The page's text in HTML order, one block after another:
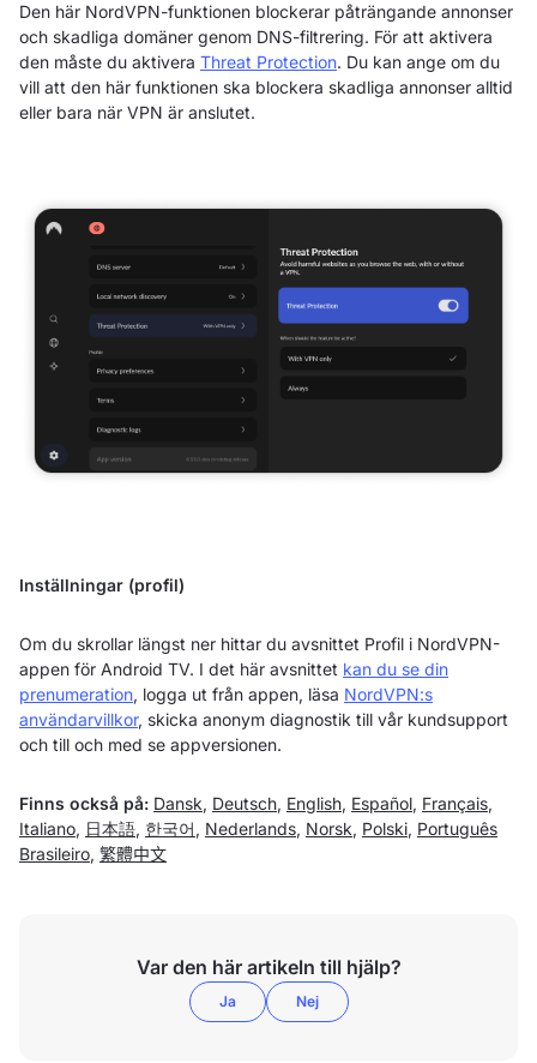
Den här NordVPN-funktionen blockerar påträngande annonser
och skadliga domäner genom DNS-filtrering. För att aktivera
den måste du aktivera Threat Protection. Du kan ange om du
vill att den här funktionen ska blockera skadliga annonser alltid
eller bara när VPN är anslutet.
Inställningar (profil)
Om du skrollar längst ner hittar du avsnittet Profil i NordVPN-
appen för Android TV. I det här avsnittet kan du se din
prenumeration, logga ut från appen, läsa NordVPN:s
användarvillkor, skicka anonym diagnostik till vår kundsupport
och till och med se appversionen.
Finns också på: Dansk, Deutsch, English, Español, Français,
Italiano, 日本語, 한국어 , Nederlands, Norsk, Polski, Português
Brasileiro, 繁體中文
Var den här artikeln till hjälp?
Ja Nej